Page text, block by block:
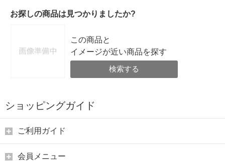
お探しの商品は見つかりましたか?
この商品と
イメージが近い商品を探す
検索する
ショッピングガイド
ご利用ガイド
会員メニュー